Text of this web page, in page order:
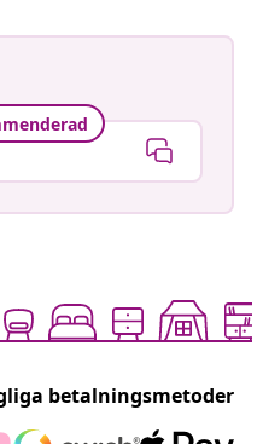
betalningsmetoder